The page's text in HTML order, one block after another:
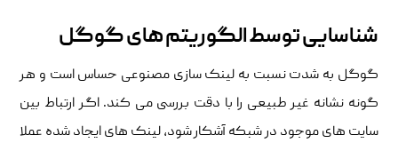
شناسایی توسط الگوریتم های گوگل
گوگل به شدت نسبت به لینک سازی مصنوعی حساس است و هر
گونه نشانه غیر طبیعی را با دقت بررسی می کند. اگر ارتباط بین
سایت های موجود در شبکه آشکار شود، لینک های ایجاد شده عملا